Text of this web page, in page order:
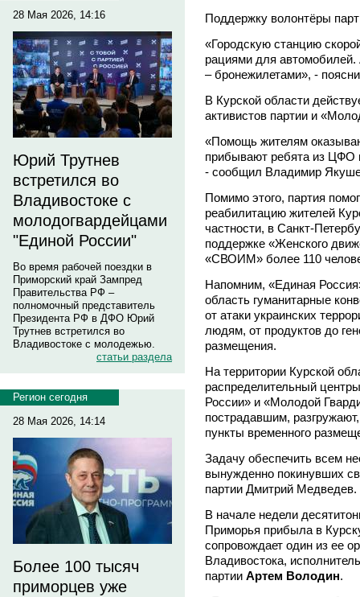
28 Мая 2026, 14:16
Юрий Трутнев
встретился во
Владивостоке с
молодогвардейцами
"Единой России"
Во время рабочей поездки в
Приморский край Зампред
Правительства РФ –
полномочный представитель
Президента РФ в ДФО Юрий
Трутнев встретился во
Владивостоке с молодежью.
статьи раздела
Регион сегодня
28 Мая 2026, 14:14
Более 100 тысяч
приморцев уже
Поддержку волонтёры
«Городскую станцию
рациями для
– бронежилетами», -
В Курской области
активистов партии и
«Помощь жителям
прибывают ребята из ЦФО
- сообщил Владимир
Помимо этого, партия
реабилитацию жителей
частности, в Санкт-
поддержке «Женского
«СВОИМ» более 110
Напомним, «Единая
область гуманитарные
от атаки украинских
людям, от продуктов до
размещения.
На территории Курской
распределительный
России» и «Молодой
пострадавшим,
пункты временного
Задачу обеспечить всем
вынужденно покинувших
партии Дмитрий Медведев.
В начале недели
Приморья прибыла в
сопровождает один из ее
Владивостока,
партии Артем Володин.